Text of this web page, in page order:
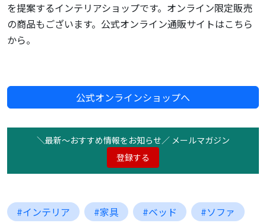
を提案するインテリアショップです。オンライン限定販売
の商品もございます。公式オンライン通販サイトはこちら
から。
公式オンラインショップへ
＼最新〜おすすめ情報をお知らせ／ メールマガジン
登録する
#インテリア #家具 #ベッド
#ソファ